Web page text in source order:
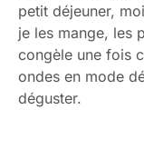
petit déjeuner,
je les mange, les
congèle une fois
ondes en mode
déguster.